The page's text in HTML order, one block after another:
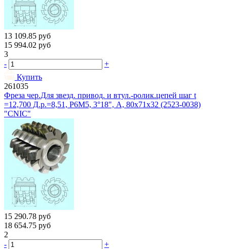
13 109.85 руб
15 994.02 руб
3
-
+
Купить
261035
Фреза чер.Для звезд. привод. и втул.-ролик.цепей шаг t
=12,700 Д.р.=8,51, Р6М5, 3°18", A, 80х71х32 (2523-0038)
"CNIC"
15 290.78 руб
18 654.75 руб
2
-
+